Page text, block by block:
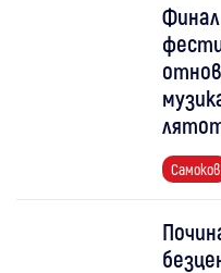
Самоков